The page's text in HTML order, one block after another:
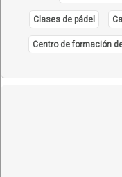
Clases de pádel
Centro de formación